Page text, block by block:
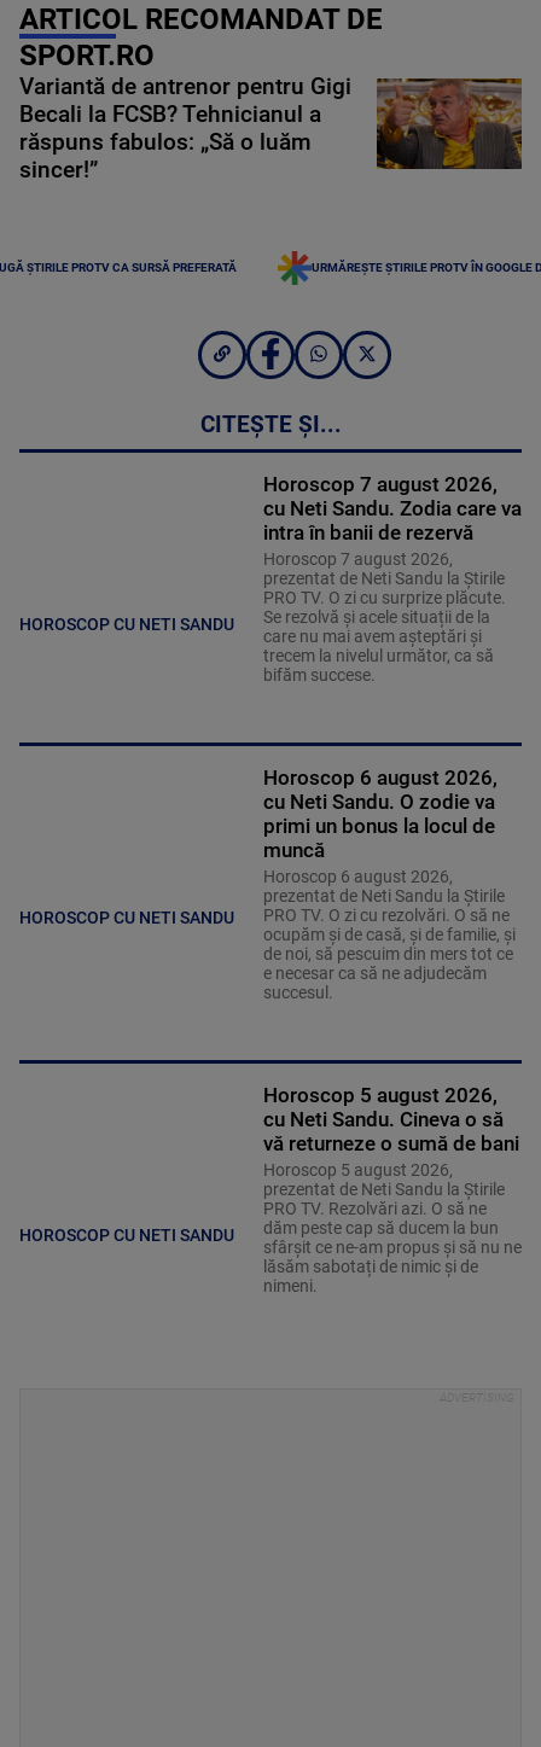
ARTICOL RECOMANDAT DE
SPORT.RO
Variantă de antrenor pentru Gigi
Becali la FCSB? Tehnicianul a
răspuns fabulos: „Să o luăm
sincer!”
ȘTIRILE PROTV CA SURSĂ PREFERATĂ URMĂREȘTE ȘTIRILE PROTV ÎN GOOGLE
CITEȘTE ȘI...
HOROSCOP CU NETI SANDU
Horoscop 7 august 2026,
cu Neti Sandu. Zodia care va
intra în banii de rezervă
Horoscop 7 august 2026,
prezentat de Neti Sandu la Știrile
PRO TV. O zi cu surprize plăcute.
Se rezolvă și acele situații de la
care nu mai avem așteptări și
trecem la nivelul următor, ca să
bifăm succese.
HOROSCOP CU NETI SANDU
Horoscop 6 august 2026,
cu Neti Sandu. O zodie va
primi un bonus la locul de
muncă
Horoscop 6 august 2026,
prezentat de Neti Sandu la Știrile
PRO TV. O zi cu rezolvări. O să ne
ocupăm și de casă, și de familie, și
de noi, să pescuim din mers tot ce
e necesar ca să ne adjudecăm
succesul.
HOROSCOP CU NETI SANDU
Horoscop 5 august 2026,
cu Neti Sandu. Cineva o să
vă returneze o sumă de bani
Horoscop 5 august 2026,
prezentat de Neti Sandu la Știrile
PRO TV. Rezolvări azi. O să ne
dăm peste cap să ducem la bun
sfârșit ce ne-am propus și să nu ne
lăsăm sabotați de nimic și de
nimeni.